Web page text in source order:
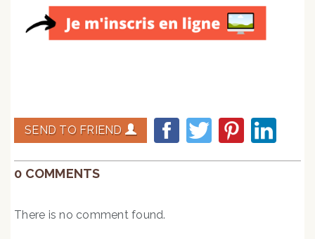
SEND TO FRIEND
0 COMMENTS
There is no comment found.